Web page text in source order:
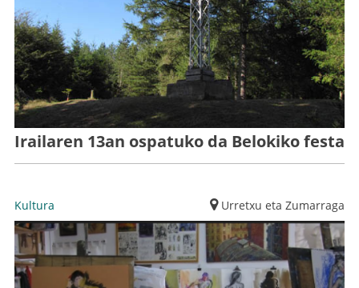
Irailaren 13an ospatuko da Belokiko festa
Kultura Urretxu eta Zumarraga